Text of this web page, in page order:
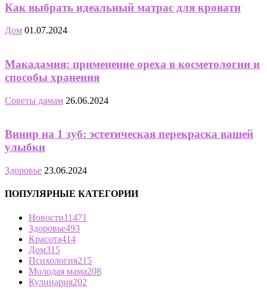
Как выбрать идеальный матрас для кровати
Дом 01.07.2024
Макадамия: применение ореха в косметологии и
способы хранения
Советы дамам 26.06.2024
Винир на 1 зуб: эстетическая перекраска вашей
улыбки
Здоровье 23.06.2024
ПОПУЛЯРНЫЕ КАТЕГОРИИ
Новости11471
Здоровье493
Красота414
Дом315
Психология215
Молодая мама208
Кулинария202